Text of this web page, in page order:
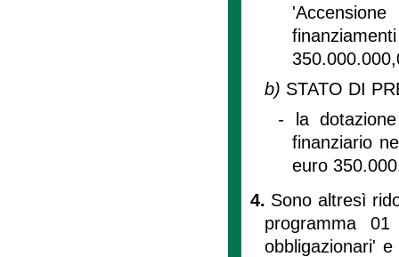
b) STATO DI
-
la
finanziario
euro
4. Sono altresì
programma
obbligazionari'